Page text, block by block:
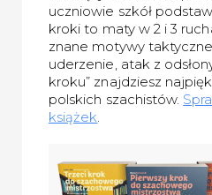
uczniowie szkół
kroki to maty w 2 i 3
znane motywy
uderzenie, atak z
kroku” znajdziesz
polskich szachistów.
książek.